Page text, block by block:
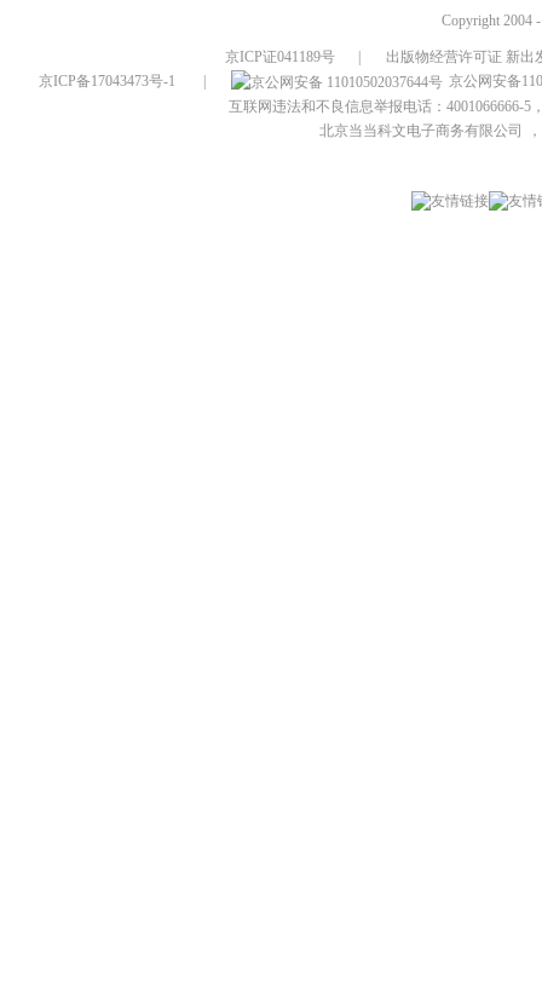
Copyright 2004
京ICP证041189号
出版物经营许可证 新出
京ICP备17043473号-1
京公网安备
互联网违法和不良信息举报电话：4001066666-5
北京当当科文电子商务有限公司